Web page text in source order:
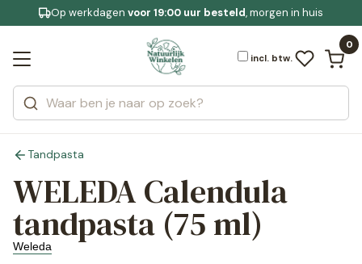
Gratis bezorging
Jouw bewuste leefstijl
Op werkdagenvoor 19:00 uur besteld, morgen in huis
incl. btw.
0
Zoeken
Categorieën
Merken
Bekijk alle resultaten
Tandpasta
WELEDA Calendula
tandpasta (75 ml)
Weleda